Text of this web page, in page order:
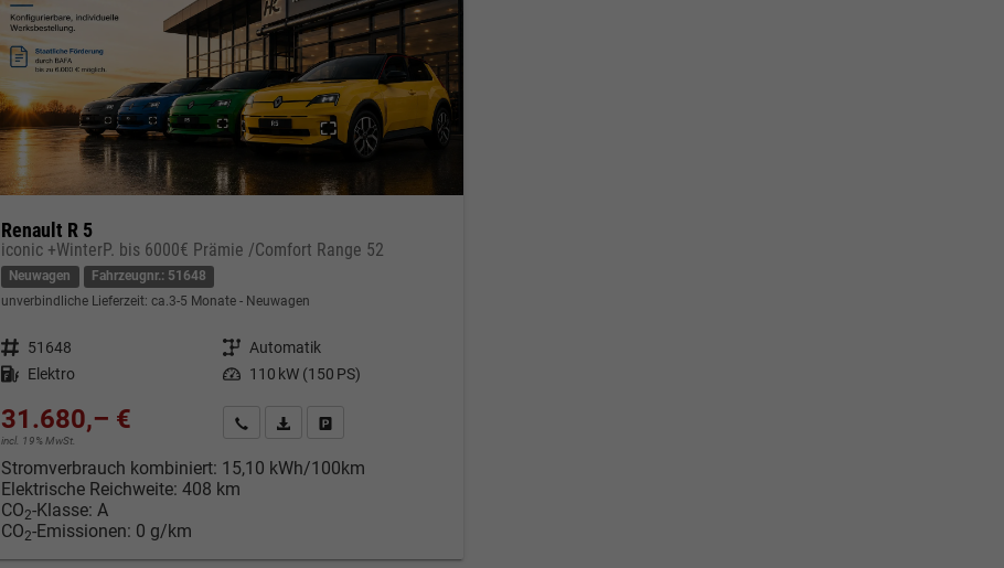
Renault R 5
iconic +WinterP. bis 6000€ Prämie /Comfort Range 52
Neuwagen
Fahrzeugnr.: 51648
unverbindliche Lieferzeit: ca.3-5 Monate Neuwagen
Fahrzeugnr. 51648 Getriebe Automatik
Kraftstoff Elektro Leistung 110 kW (150 PS)
31.680,– €
incl. 19% MwSt.
Kontakt & Angebot anfordern
PDF-Datei, Fahrzeugexposé drucken
Stromverbrauch kombiniert: 15,10 kWh/100km
Elektrische Reichweite: 408 km
CO2-Klasse: A
CO2-Emissionen: 0 g/km